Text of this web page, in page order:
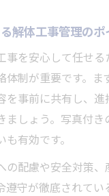
解体工事管理のポ
事を安心して任せ
体制が重要です。ま
を事前に共有し、
ましょう。写真付き
有効です。
の配慮や安全対策
遵守が徹底されてい